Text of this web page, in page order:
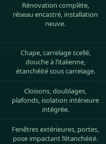
Rénovation complète,
réseau encastré, installation
neuve.
Chape, carrelage scellé,
douche à l’italienne,
étanchéité sous carrelage.
Cloisons, doublages,
plafonds, isolation intérieure
intégrée.
Fenêtres extérieures, portes,
pose impactant l’étanchéité.